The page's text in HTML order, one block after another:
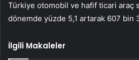
Türkiye otomobil ve hafif ticari araç
dönemde yüzde 5,1 artarak 607 bin
İlgili Makaleler